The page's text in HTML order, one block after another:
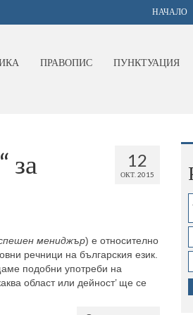
НАЧАЛО
ПРАВОПИС ПУНКТУАЦИЯ
12
ОКТ. 2015
за
мениджър) е относително
речници на българския език.
подобни употреби на
област или дейност’ ще се